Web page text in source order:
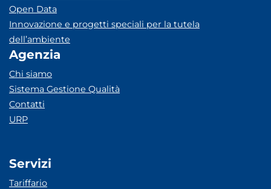
Open Data
Innovazione e progetti speciali per la tutela
dell’ambiente
Agenzia
Chi siamo
Sistema Gestione Qualità
Contatti
URP
Servizi
Tariffario